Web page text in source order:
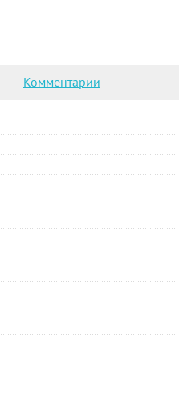
Комментарии